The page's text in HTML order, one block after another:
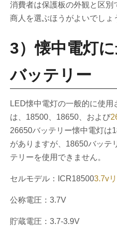
消費者は保護板の外観と区別
商人を選ぶほうがよいでしょ
3）懐中電灯
バッテリー
LED懐中電灯の一般的に使
は、18500、18650、および
26650バッテリー懐中電灯は
がありますが、18650バッテ
テリーを使用できません。
セルモデル：ICR185003.7v
公称電圧：3.7V
貯蔵電圧：3.7-3.9V